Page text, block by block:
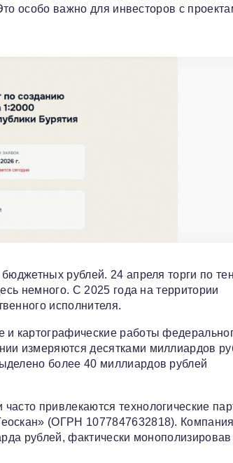
особо важно для инвесторов с
рублей. 24 апреля торги по
немного. С 2025 года на территории
исполнителя.
картографические работы
измеряются десятками миллиардов
более 40 миллиардов рублей
привлекаются технологические
(ОГРН 1077847632818). Компания
рублей, фактически